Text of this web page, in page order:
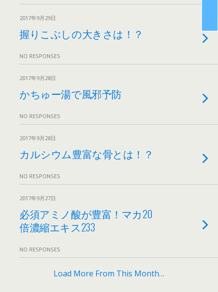
2017年9月29日
握りこぶしの大きさは！？
NO RESPONSES
2017年9月28日
かちゅー湯で風邪予防
NO RESPONSES
2017年9月28日
カルシウム豊富な骨とは！？
NO RESPONSES
2017年9月27日
必須アミノ酸が豊富！マカ20
倍濃縮エキス233
NO RESPONSES
Load More From This Month…